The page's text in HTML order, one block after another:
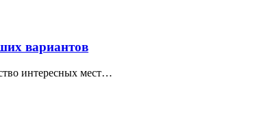
вариантов
интересных мест…